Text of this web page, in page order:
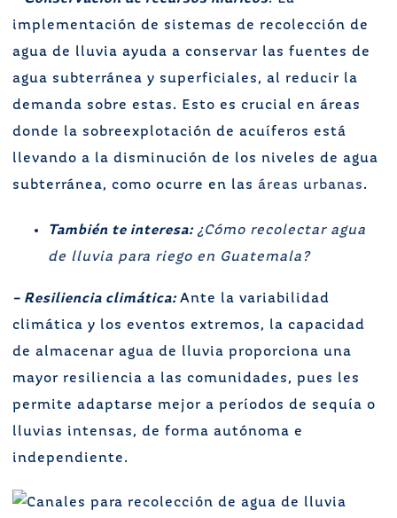
implementación de sistemas de recolección de
agua de lluvia ayuda a conservar las fuentes de
agua subterránea y superficiales, al reducir la
demanda sobre estas. Esto es crucial en áreas
donde la sobreexplotación de acuíferos está
llevando a la disminución de los niveles de agua
subterránea, como ocurre en las áreas urbanas.
También te interesa: ¿Cómo recolectar agua
de lluvia para riego en Guatemala?
– Resiliencia climática:Ante la variabilidad
climática y los eventos extremos, la capacidad
de almacenar agua de lluvia proporciona una
mayor resiliencia a las comunidades, pues les
permite adaptarse mejor a períodos de sequía o
lluvias intensas, de forma autónoma e
independiente.